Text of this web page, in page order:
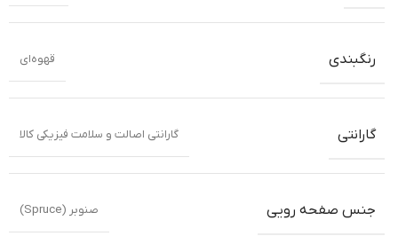
رنگبندی قهوه‌ای
گارانتی گارانتی اصالت و سلامت فیزیکی کالا
جنس صفحه رویی صنوبر (Spruce)